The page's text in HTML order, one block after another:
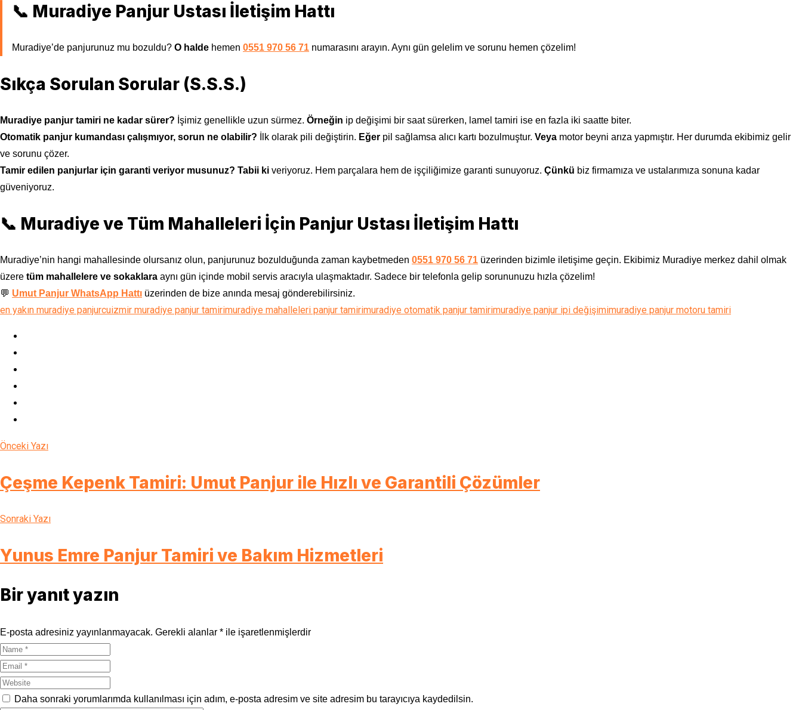
📞 Muradiye Panjur Ustası İletişim Hattı
Muradiye’de panjurunuz mu bozuldu? O halde hemen 0551 970 56 71 numarasını arayın. Aynı gün gelelim ve sorunu hemen çözelim!
Sıkça Sorulan Sorular (S.S.S.)
Muradiye panjur tamiri ne kadar sürer? İşimiz genellikle uzun sürmez. Örneğin ip değişimi bir saat sürerken, lamel tamiri ise en fazla iki saatte biter.
Otomatik panjur kumandası çalışmıyor, sorun ne olabilir? İlk olarak pili değiştirin. Eğer pil sağlamsa alıcı kartı bozulmuştur. Veya motor beyni arıza yapmıştır. Her durumda ekibimiz gelir
ve sorunu çözer.
Tamir edilen panjurlar için garanti veriyor musunuz? Tabii ki veriyoruz. Hem parçalara hem de işçiliğimize garanti sunuyoruz. Çünkü biz firmamıza ve ustalarımıza sonuna kadar
güveniyoruz.
📞 Muradiye ve Tüm Mahalleleri İçin Panjur Ustası İletişim Hattı
Muradiye’nin hangi mahallesinde olursanız olun, panjurunuz bozulduğunda zaman kaybetmeden 0551 970 56 71 üzerinden bizimle iletişime geçin. Ekibimiz Muradiye merkez dahil olmak
üzere tüm mahallelere ve sokaklara aynı gün içinde mobil servis aracıyla ulaşmaktadır. Sadece bir telefonla gelip sorununuzu hızla çözelim!
💬 Umut Panjur WhatsApp Hattı üzerinden de bize anında mesaj gönderebilirsiniz.
en yakın muradiye panjurcuizmir muradiye panjur tamirimuradiye mahalleleri panjur tamirimuradiye otomatik panjur tamirimuradiye panjur ipi değişimimuradiye panjur motoru tamiri
Önceki Yazı
Çeşme Kepenk Tamiri: Umut Panjur ile Hızlı ve Garantili Çözümler
Sonraki Yazı
Yunus Emre Panjur Tamiri ve Bakım Hizmetleri
Bir yanıt yazın
E-posta adresiniz yayınlanmayacak. Gerekli alanlar * ile işaretlenmişlerdir
Daha sonraki yorumlarımda kullanılması için adım, e-posta adresim ve site adresim bu tarayıcıya kaydedilsin.